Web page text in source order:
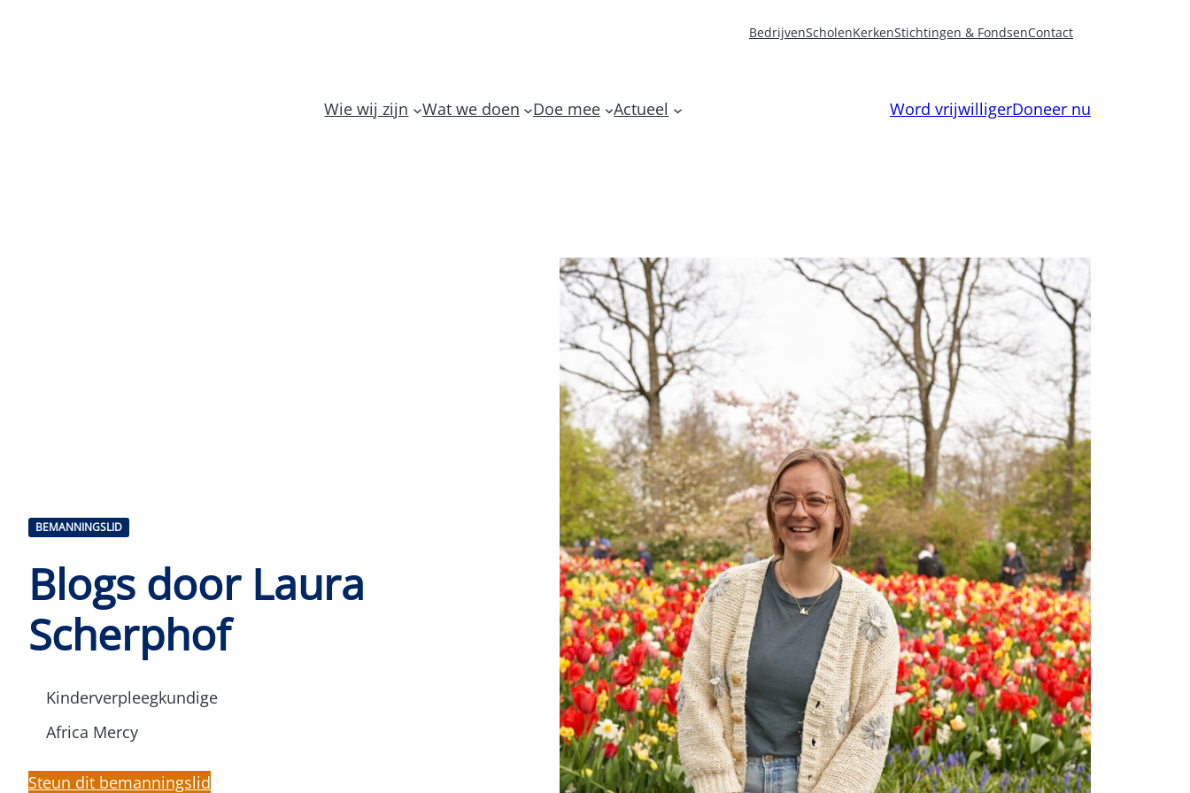
BedrijvenScholenKerkenStichtingen & FondsenContact
Wie wij zijn Wat we doen Doe mee Actueel Word vrijwilligerDoneer nu
BEMANNINGSLID
Blogs door Laura
Scherphof
Kinderverpleegkundige
Africa Mercy
Steun dit bemanningslid